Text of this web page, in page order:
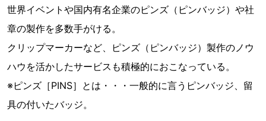
世界イベントや国内有名企業のピンズ（ピンバッジ）や社
章の製作を多数手がける。
クリップマーカーなど、ピンズ（ピンバッジ）製作のノウ
ハウを活かしたサービスも積極的におこなっている。
※ピンズ［PINS］とは・・・一般的に言うピンバッジ、留
具の付いたバッジ。